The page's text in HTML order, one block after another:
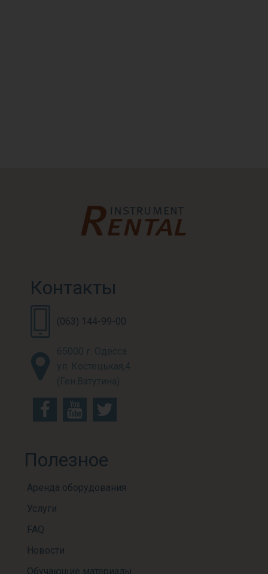
Контакты
(063) 144-99-00
65000 г. Одесса
ул. Костецькая,4
(Ген.Ватутина)
Полезное
Аренда оборудования
Услуги
FAQ
Новости
Обучающие материалы